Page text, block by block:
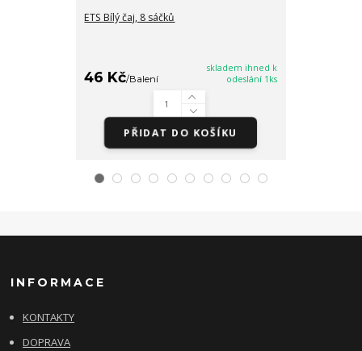
ETS Bílý čaj, 8 sáčků
46 Kč/Balení
skladem ihned k
odeslání 1ks
PŘIDAT DO KOŠÍKU
INFORMACE
KONTAKTY
DOPRAVA